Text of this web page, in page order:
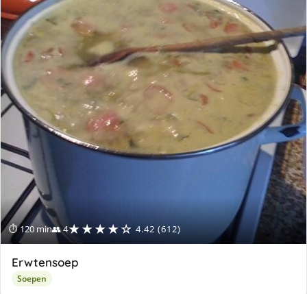
⏱ 120 min👥 4★★★★☆ 4.42 (612)
Erwtensoep
Soepen